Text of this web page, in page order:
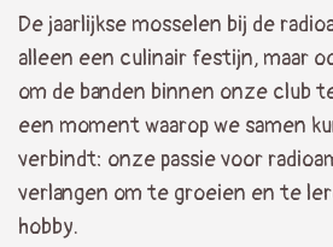
De jaarlijkse mosselen bij de
alleen een culinair festijn, maar
om de banden binnen onze club
een moment waarop we samen
verbindt: onze passie voor
verlangen om te groeien en te
hobby.